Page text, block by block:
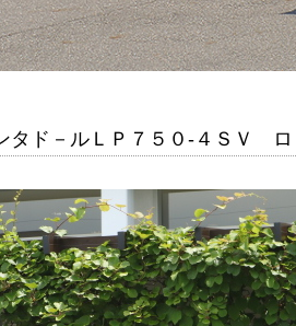
タド－ルＬＰ７５０-４ＳＶ